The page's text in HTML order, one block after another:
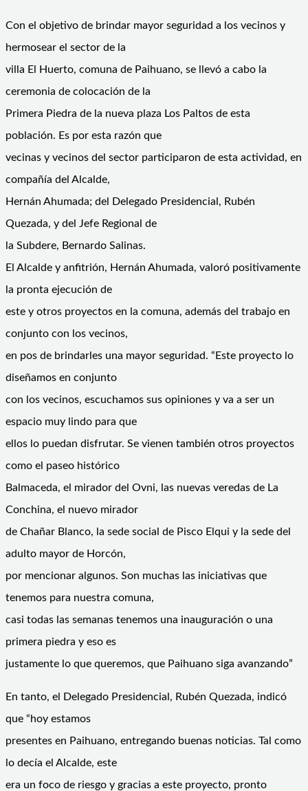
Con el objetivo de brindar mayor seguridad a los vecinos y
hermosear el sector de la
villa El Huerto, comuna de Paihuano, se llevó a cabo la
ceremonia de colocación de la
Primera Piedra de la nueva plaza Los Paltos de esta
población. Es por esta razón que
vecinas y vecinos del sector participaron de esta actividad, en
compañía del Alcalde,
Hernán Ahumada; del Delegado Presidencial, Rubén
Quezada, y del Jefe Regional de
la Subdere, Bernardo Salinas.
El Alcalde y anfitrión, Hernán Ahumada, valoró positivamente
la pronta ejecución de
este y otros proyectos en la comuna, además del trabajo en
conjunto con los vecinos,
en pos de brindarles una mayor seguridad. “Este proyecto lo
diseñamos en conjunto
con los vecinos, escuchamos sus opiniones y va a ser un
espacio muy lindo para que
ellos lo puedan disfrutar. Se vienen también otros proyectos
como el paseo histórico
Balmaceda, el mirador del Ovni, las nuevas veredas de La
Conchina, el nuevo mirador
de Chañar Blanco, la sede social de Pisco Elqui y la sede del
adulto mayor de Horcón,
por mencionar algunos. Son muchas las iniciativas que
tenemos para nuestra comuna,
casi todas las semanas tenemos una inauguración o una
primera piedra y eso es
justamente lo que queremos, que Paihuano siga avanzando”
En tanto, el Delegado Presidencial, Rubén Quezada, indicó
que “hoy estamos
presentes en Paihuano, entregando buenas noticias. Tal como
lo decía el Alcalde, este
era un foco de riesgo y gracias a este proyecto, pronto